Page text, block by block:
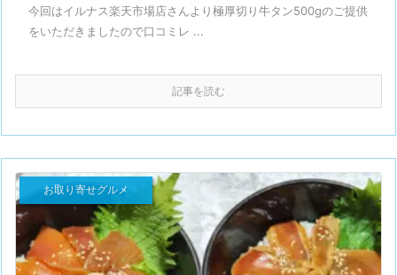
今回はイルナス楽天市場店さんより極厚切り牛タン500gのご提供
をいただきましたので口コミレ ...
記事を読む
お取り寄せグルメ